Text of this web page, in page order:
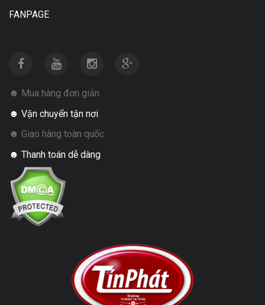
FANPAGE
☻ Mua hàng đơn giản
☻ Vận chuyển tận nơi
☻ Giao hàng toàn quốc
☻ Thanh toán dễ dàng